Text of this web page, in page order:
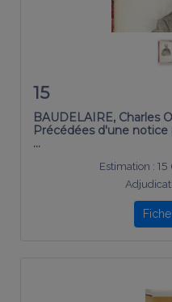
15
BAUDELAIRE, Charles
Précédées d'une notice
…
Estimation : 15